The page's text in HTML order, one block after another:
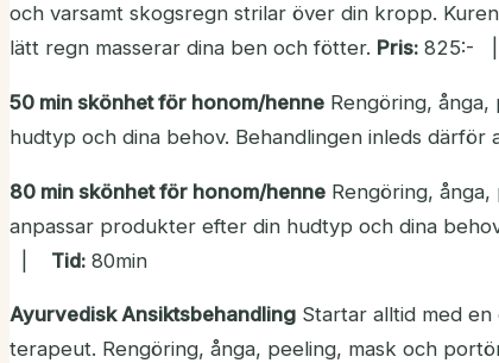
och varsamt skogsregn strilar över din kropp.
lätt regn masserar dina ben och fötter. Pris: 825:-
50 min skönhet för honom/henne Rengöring,
hudtyp och dina behov. Behandlingen inleds därför
80 min skönhet för honom/henne Rengöring,
anpassar produkter efter din hudtyp och dina
Tid: 80min
Ayurvedisk Ansiktsbehandling Startar alltid med
terapeut. Rengöring, ånga, peeling, mask och